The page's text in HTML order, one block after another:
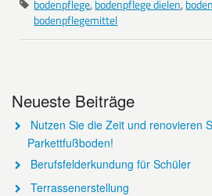
bodenpflege, bodenpflege dielen,
bodenpflegemittel
Neueste Beiträge
Nutzen Sie die Zeit und renovieren
Parkettfußboden!
Berufsfelderkundung für Schüler
Terrassenerstellung